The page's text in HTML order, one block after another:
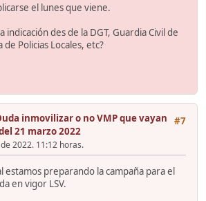
el lunes que viene.
indicación des de la DGT, Guardia Civil de
Policias Locales, etc?
#7
inmovilizar o no VMP que vayan
21 marzo 2022
2022. 11:12 horas.
estamos preparando la campaña para el
en vigor LSV.